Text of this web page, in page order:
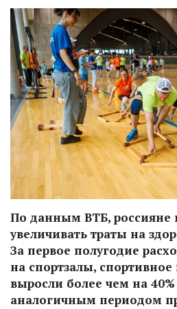
По данным ВТБ, россияне
увеличивать траты на
За первое полугодие
на спортзалы,
выросли более чем на
аналогичным периодом